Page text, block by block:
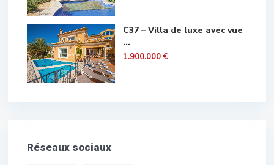
C37 – Villa de luxe avec vue
...
1.900.000 €
Réseaux sociaux